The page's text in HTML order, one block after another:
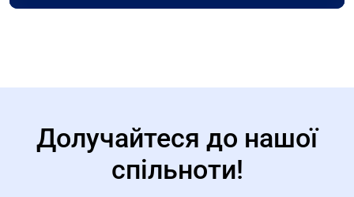
Долучайтеся до нашої
спільноти!